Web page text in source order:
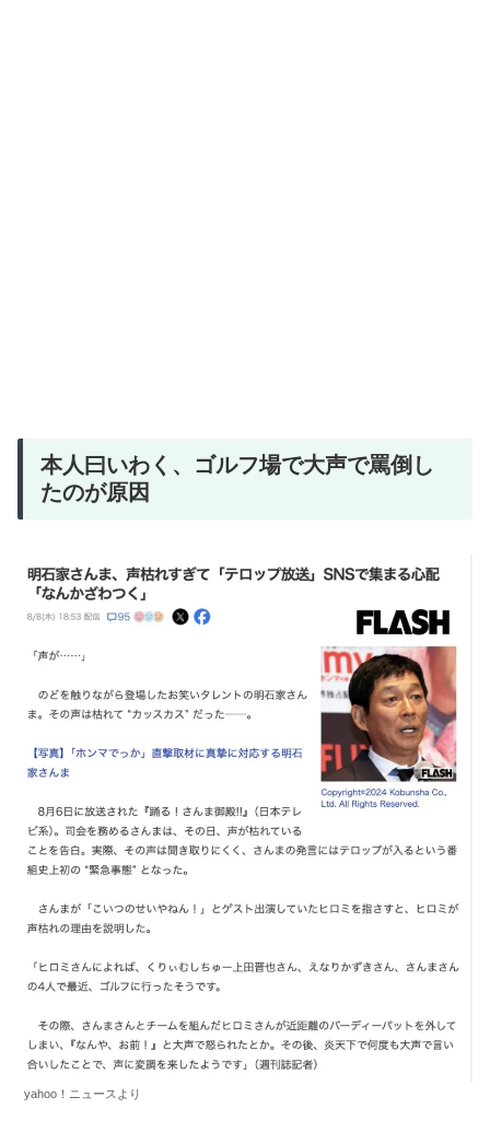
本人曰いわく、ゴルフ場で大声で罵倒し
たのが原因
yahoo！ニュースより